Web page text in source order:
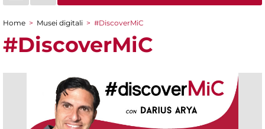
Tu sei qui
Home > Musei digitali > #DiscoverMiC
#DiscoverMiC